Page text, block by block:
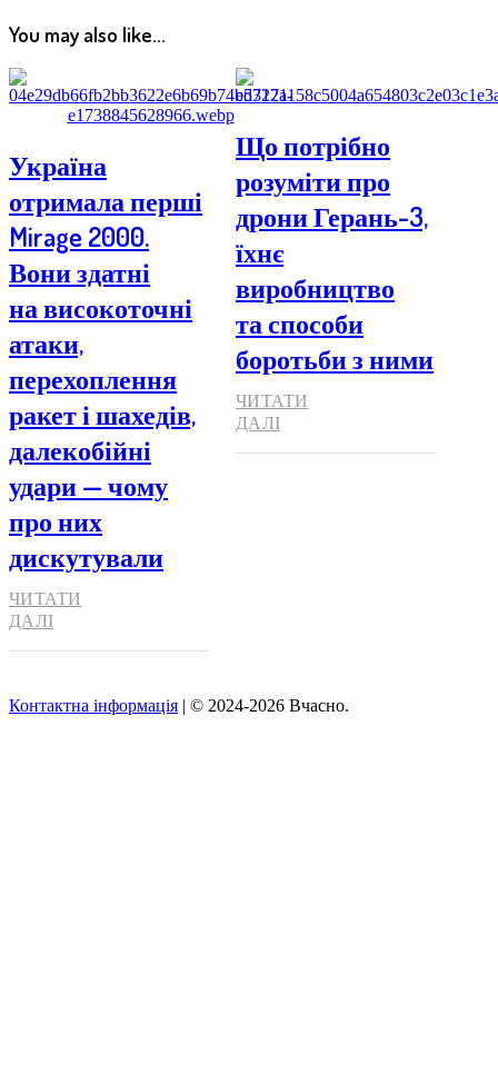
You may also like...
Україна
отримала перші
Mirage 2000.
Вони здатні
на високоточні
атаки,
перехоплення
ракет і шахедів,
далекобійні
удари — чому
про них
дискутували
ЧИТАТИ
ДАЛІ
Що потрібно
розуміти про
дрони Герань-3,
їхнє
виробництво
та способи
боротьби з ними
ЧИТАТИ
ДАЛІ
Контактна інформація | © 2024-2026 Вчасно.